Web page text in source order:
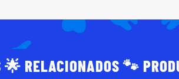
RELACIONADOS 🐾